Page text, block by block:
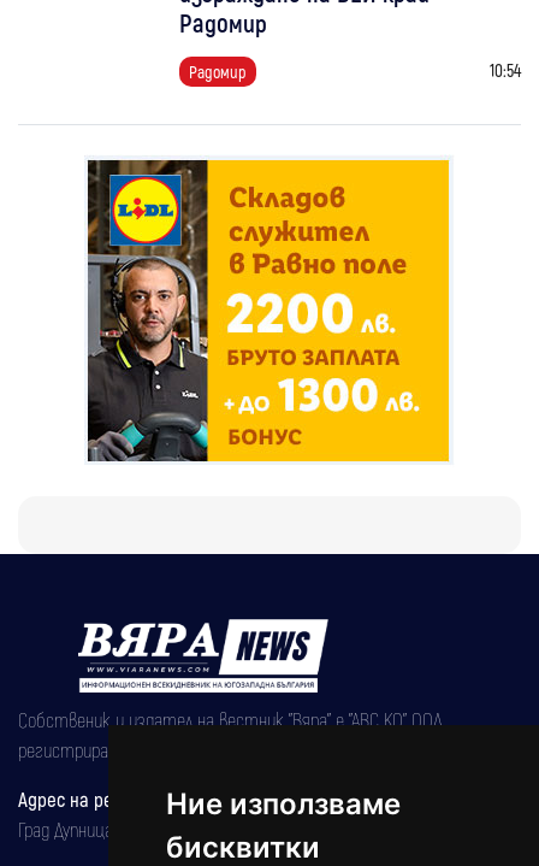
Ние използваме
бисквитки
Радомир
Радомир 10:54
Собственик и издател на вестник "Вяра" е "АВС КО" ООД,
регистрирана на 08.05.2002 година.
Адрес на редакцията
Град Дупница, ул.''Христо Ботев" 43